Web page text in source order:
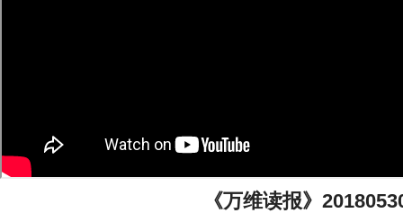
《万维读报》